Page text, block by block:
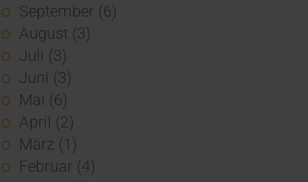
September (6)
August (3)
Juli (3)
Juni (3)
Mai (6)
April (2)
März (1)
Februar (4)